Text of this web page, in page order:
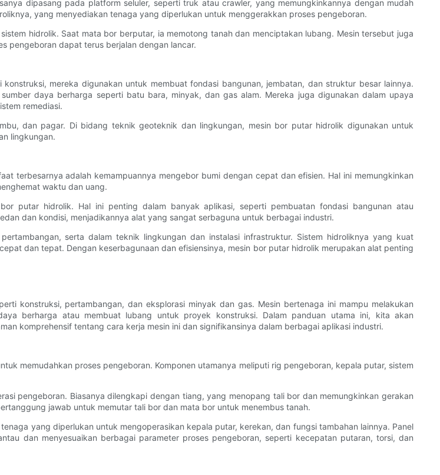
dipasang pada platform seluler, seperti truk atau crawler, yang memungkinkannya dengan mudah
yang menyediakan tenaga yang diperlukan untuk menggerakkan proses pengeboran.
hidrolik. Saat mata bor berputar, ia memotong tanah dan menciptakan lubang. Mesin tersebut juga
pengeboran dapat terus berjalan dengan lancar.
mereka digunakan untuk membuat fondasi bangunan, jembatan, dan struktur besar lainnya.
daya berharga seperti batu bara, minyak, dan gas alam. Mereka juga digunakan dalam upaya
remediasi.
dan pagar. Di bidang teknik geoteknik dan lingkungan, mesin bor putar hidrolik digunakan untuk
lingkungan.
terbesarnya adalah kemampuannya mengebor bumi dengan cepat dan efisien. Hal ini memungkinkan
waktu dan uang.
putar hidrolik. Hal ini penting dalam banyak aplikasi, seperti pembuatan fondasi bangunan atau
dan kondisi, menjadikannya alat yang sangat serbaguna untuk berbagai industri.
serta dalam teknik lingkungan dan instalasi infrastruktur. Sistem hidroliknya yang kuat
dan tepat. Dengan keserbagunaan dan efisiensinya, mesin bor putar hidrolik merupakan alat penting
konstruksi, pertambangan, dan eksplorasi minyak dan gas. Mesin bertenaga ini mampu melakukan
berharga atau membuat lubang untuk proyek konstruksi. Dalam panduan utama ini, kita akan
komprehensif tentang cara kerja mesin ini dan signifikansinya dalam berbagai aplikasi industri.
memudahkan proses pengeboran. Komponen utamanya meliputi rig pengeboran, kepala putar, sistem
pengeboran. Biasanya dilengkapi dengan tiang, yang menopang tali bor dan memungkinkan gerakan
jawab untuk memutar tali bor dan mata bor untuk menembus tanah.
yang diperlukan untuk mengoperasikan kepala putar, kerekan, dan fungsi tambahan lainnya. Panel
dan menyesuaikan berbagai parameter proses pengeboran, seperti kecepatan putaran, torsi, dan